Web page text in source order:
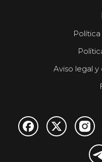
Aviso legal